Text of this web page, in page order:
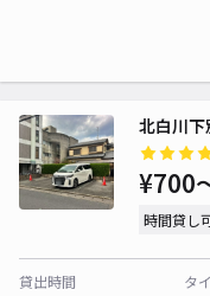
北白川
¥700
時間貸し
貸出時間
タ